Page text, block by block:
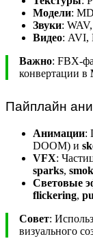
Модели:
Звуки:
Видео: AVI,
Важно: FBX-
конвертации в
Пайплайн
Анимации:
DOOM) и
VFX:
sparks,
Световые
flickering,
Совет:
визуального